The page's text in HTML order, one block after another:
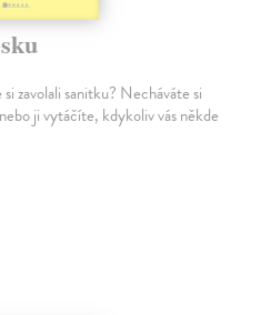
zavolali sanitku? Necháváte si
ji vytáčíte, kdykoliv vás někde